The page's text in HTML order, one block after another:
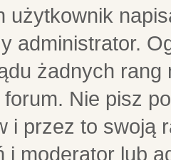
użytkownik
administrator.
żadnych
Nie pisz
i przez to swoją
i moderator lub